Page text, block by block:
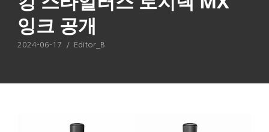
잉크 공개
2024-06-17 / Editor_B